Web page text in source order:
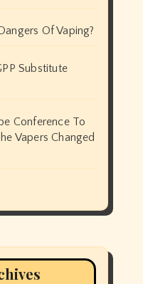
Of Vaping?
Substitute
Conference To
Vapers Changed